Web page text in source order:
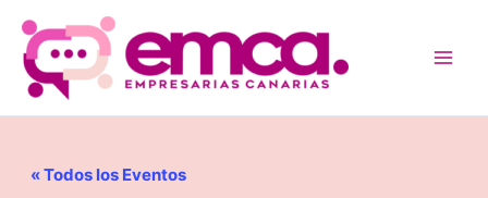
contenido
« Todos los Eventos